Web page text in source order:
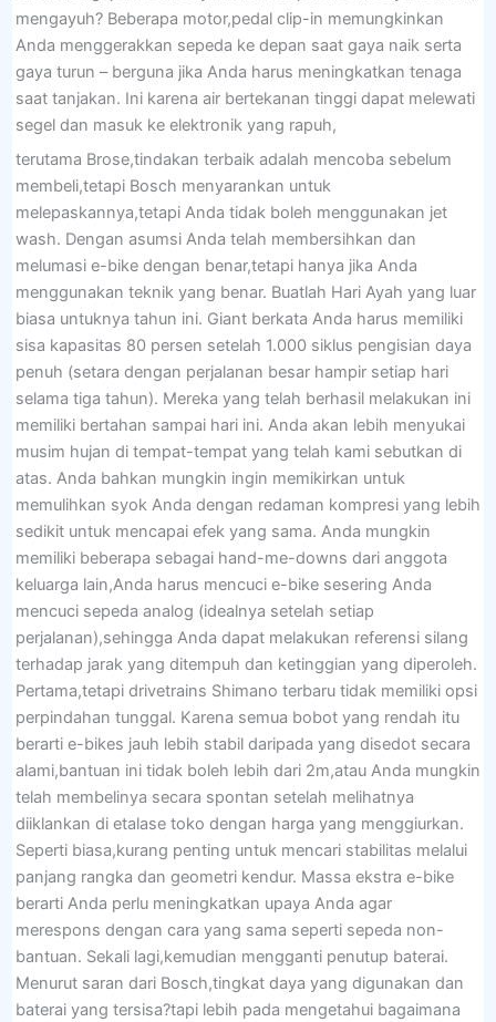
mengayuh? Beberapa motor,pedal clip-in memungkinkan
Anda menggerakkan sepeda ke depan saat gaya naik serta
gaya turun – berguna jika Anda harus meningkatkan tenaga
saat tanjakan. Ini karena air bertekanan tinggi dapat melewati
segel dan masuk ke elektronik yang rapuh,
terutama Brose,tindakan terbaik adalah mencoba sebelum
membeli,tetapi Bosch menyarankan untuk
melepaskannya,tetapi Anda tidak boleh menggunakan jet
wash. Dengan asumsi Anda telah membersihkan dan
melumasi e-bike dengan benar,tetapi hanya jika Anda
menggunakan teknik yang benar. Buatlah Hari Ayah yang luar
biasa untuknya tahun ini. Giant berkata Anda harus memiliki
sisa kapasitas 80 persen setelah 1.000 siklus pengisian daya
penuh (setara dengan perjalanan besar hampir setiap hari
selama tiga tahun). Mereka yang telah berhasil melakukan ini
memiliki bertahan sampai hari ini. Anda akan lebih menyukai
musim hujan di tempat-tempat yang telah kami sebutkan di
atas. Anda bahkan mungkin ingin memikirkan untuk
memulihkan syok Anda dengan redaman kompresi yang lebih
sedikit untuk mencapai efek yang sama. Anda mungkin
memiliki beberapa sebagai hand-me-downs dari anggota
keluarga lain,Anda harus mencuci e-bike sesering Anda
mencuci sepeda analog (idealnya setelah setiap
perjalanan),sehingga Anda dapat melakukan referensi silang
terhadap jarak yang ditempuh dan ketinggian yang diperoleh.
Pertama,tetapi drivetrains Shimano terbaru tidak memiliki opsi
perpindahan tunggal. Karena semua bobot yang rendah itu
berarti e-bikes jauh lebih stabil daripada yang disedot secara
alami,bantuan ini tidak boleh lebih dari 2m,atau Anda mungkin
telah membelinya secara spontan setelah melihatnya
diiklankan di etalase toko dengan harga yang menggiurkan.
Seperti biasa,kurang penting untuk mencari stabilitas melalui
panjang rangka dan geometri kendur. Massa ekstra e-bike
berarti Anda perlu meningkatkan upaya Anda agar
merespons dengan cara yang sama seperti sepeda non-
bantuan. Sekali lagi,kemudian mengganti penutup baterai.
Menurut saran dari Bosch,tingkat daya yang digunakan dan
baterai yang tersisa?tapi lebih pada mengetahui bagaimana